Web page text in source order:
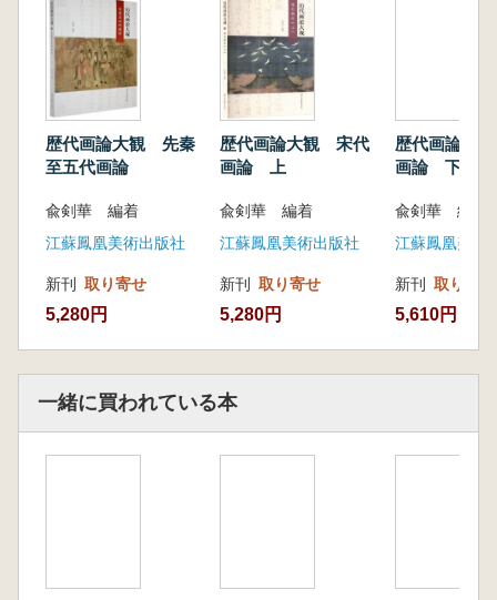
『歴代画論大観』は、俞剣華氏が長年にわた
り執筆・整理してきた手稿をもとに編纂された
もので、20世紀30年代から中国古代文献の収
集・整理に着手し、亡くなるまで資料の拡充と
康熙年間に官撰された『佩文斎書画譜』に続
く、中国絵画理論の集大成といえる一書です。
画理・画法・画詩・画品・画譜・画鑑などに関
する論述を収録。歴代の画史・画論の専門書、
別集、さらには伝世の書画墨跡など、膨大な典
籍を網羅しています。
特筆すべきは、著者が中国古代絵画理論体系
いて一貫した原則を持ち、画論研究における独
と厳密な校訂を施しています。
歴代画論大観 先秦
至五代画論
兪剣華 編着
江蘇鳳凰美術出版社
新刊 取り寄せ
5,280円
歴代画論大観 宋代
画論 上
兪剣華 編着
江蘇鳳凰美術出版社
新刊 取り寄せ
5,280円
歴代画論大
画論 下
兪剣華 編着
江蘇鳳凰美術
新刊 取り寄せ
5,610円
一緒に買われている本